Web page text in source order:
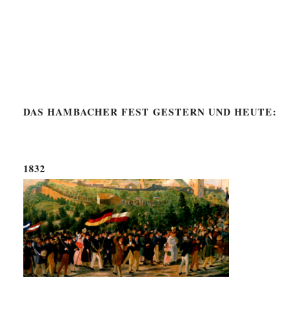
DAS HAMBACHER FEST GESTERN UND HEUTE:
1832